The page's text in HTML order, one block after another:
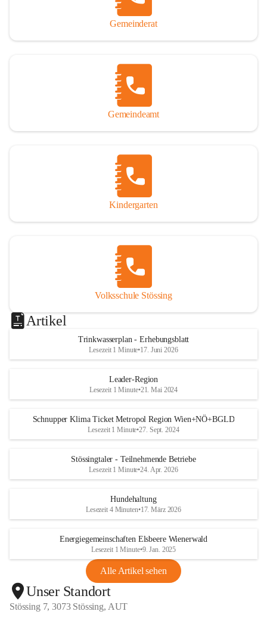
Gemeinderat
Gemeindeamt
Kindergarten
Volksschule Stössing
Artikel
Trinkwasserplan - Erhebungsblatt
Lesezeit 1 Minute•17. Juni 2026
Leader-Region
Lesezeit 1 Minute•21. Mai 2024
Schnupper Klima Ticket Metropol Region Wien+NÖ+BGLD
Lesezeit 1 Minute•27. Sept. 2024
Stössingtaler - Teilnehmende Betriebe
Lesezeit 1 Minute•24. Apr. 2026
Hundehaltung
Lesezeit 4 Minuten•17. März 2026
Energiegemeinschaften Elsbeere Wienerwald
Lesezeit 1 Minute•9. Jan. 2025
Alle Artikel sehen
Unser Standort
Stössing 7, 3073 Stössing, AUT